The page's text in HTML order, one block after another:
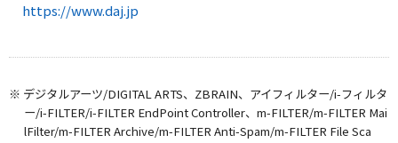
https://www.daj.jp
※ デジタルアーツ/DIGITAL ARTS、ZBRAIN、アイフィルター/i-フィルタ
ー/i-FILTER/i-FILTER EndPoint Controller、m-FILTER/m-FILTER Mai
lFilter/m-FILTER Archive/m-FILTER Anti-Spam/m-FILTER File Sca